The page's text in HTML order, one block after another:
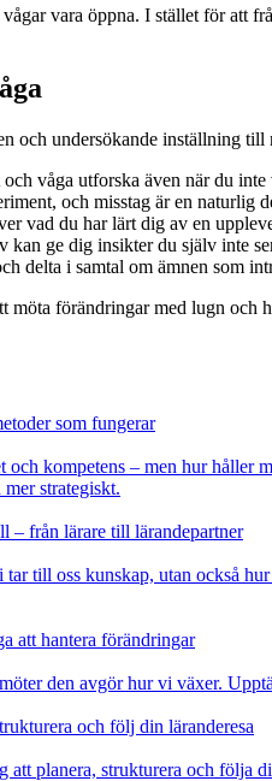
vara öppna. I stället för att
och undersökande inställning
våga utforska även när du inte
och misstag är en naturlig
vad du har lärt dig av en
kan ge dig insikter du själv inte
delta i samtal om ämnen som
möta förändringar med lugn och
som fungerar
kompetens – men hur håller
strategiskt.
– från lärare till lärandepartner
till oss kunskap, utan också
att hantera förändringar
den avgör hur vi växer.
och följ din läranderesa
planera, strukturera och följa